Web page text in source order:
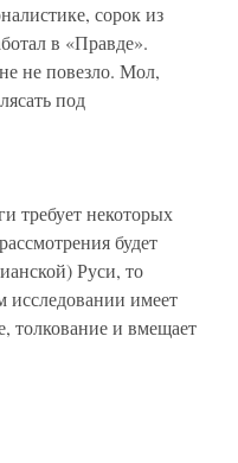
сорок из
в «Правде».
не повезло. Мол,
под
требует некоторых
будет
Руси, то
имеет
толкование и вмещает